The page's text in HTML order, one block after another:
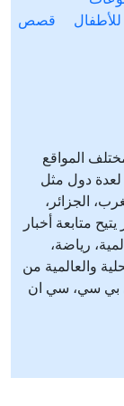
قصص
المواقع
لعدة دول مثل
الجزائر،
يتيح متابعة أخبار
رياضة،
والعالمية من
بي بي سي، سي ان